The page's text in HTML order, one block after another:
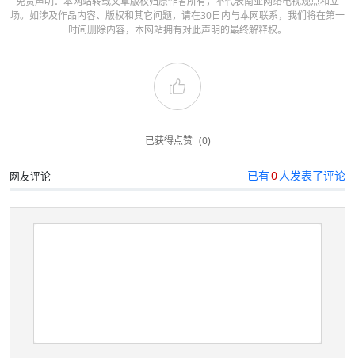
场。如涉及作品内容、版权和其它问题，请在30日内与本网联系，我们将在第一
时间删除内容，本网站拥有对此声明的最终解释权。
已获得点赞 (0)
网友评论 已有0人发表了评论